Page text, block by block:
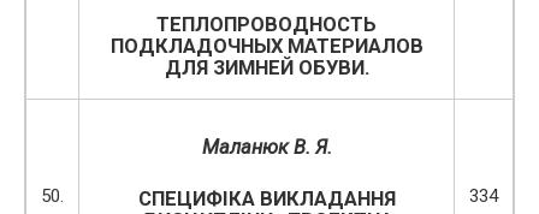
ТЕПЛОПРОВОДНОСТЬ
ПОДКЛАДОЧНЫХ МАТЕРИАЛОВ
ДЛЯ ЗИМНЕЙ ОБУВИ.
50.
Маланюк В. Я.
СПЕЦИФІКА ВИКЛАДАННЯ
334